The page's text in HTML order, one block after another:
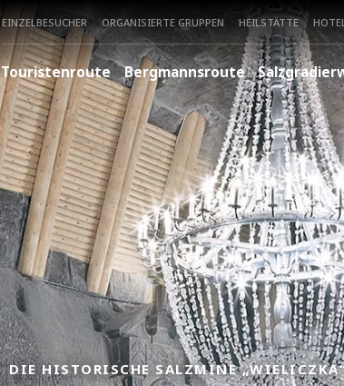
EINZELBESUCHER ORGANISIERTE GRUPPEN HEILSTÄTTE
Touristenroute Bergmannsroute
DIE HISTORISCHE SALZMINE